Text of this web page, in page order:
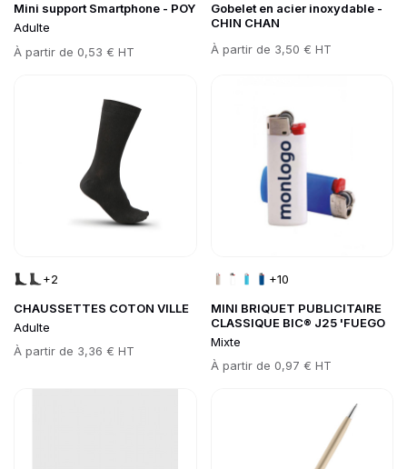
Mini support Smartphone - POY
Adulte
Prix
À partir de 0,53 € HT
Gobelet en acier inoxydable -
CHIN CHAN
Prix
À partir de 3,50 € HT
CHAUSSETTES COTON VILLE
Adulte
Prix
À partir de 3,36 € HT
+2
MINI BRIQUET PUBLICITAIRE
CLASSIQUE BIC® J25 'FUEGO
Mixte
Prix
À partir de 0,97 € HT
+10